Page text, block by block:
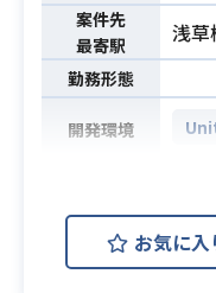
案件先
最寄駅
浅草
勤務形態
開発環境
【
現在
にエ
って
お気に入